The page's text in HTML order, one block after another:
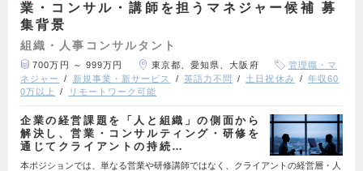
業・コンサル・講師を担うマネジャー候補 募
集背景
組織・人事コンサルタント
700万円 ～ 999万円 東京都、愛知県、大阪府
管理職・マ
ネジャー
新規事業・新サービス 英語力不問 土日祝休み
年収60
0万以上
リモートワーク可能
企業の経営課題を「人と組織」の側面から
解決し、営業・コンサルティング・研修を
通じてクライアントの持続…
本ポジションでは、単なる営業や研修講師ではなく、クライアントの経営層・人